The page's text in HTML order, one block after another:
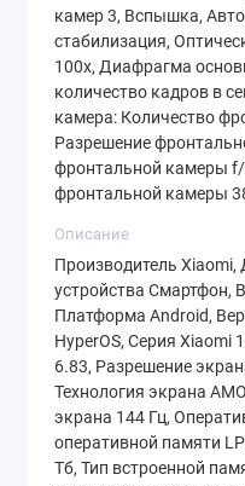
главные козыри
адаптивная
пиковая яркость
Частота 144 Гц
прокрутку ленты и
гладкими.
контроля
частоту под
батареи. А
обеспечивает
смартфона даже
лучами.
означает, что
камер 3, Вспышка,
стабилизация,
100x, Диафрагма
количество кадров в
камера: Количество
Разрешение
фронтальной камеры
фронтальной камеры
Описание
Производитель
устройства Смартфон,
Платформа Android,
HyperOS, Серия Xiaomi
6.83, Разрешение
Технология экрана
экрана 144 Гц,
оперативной памяти
Тб, Тип встроенной